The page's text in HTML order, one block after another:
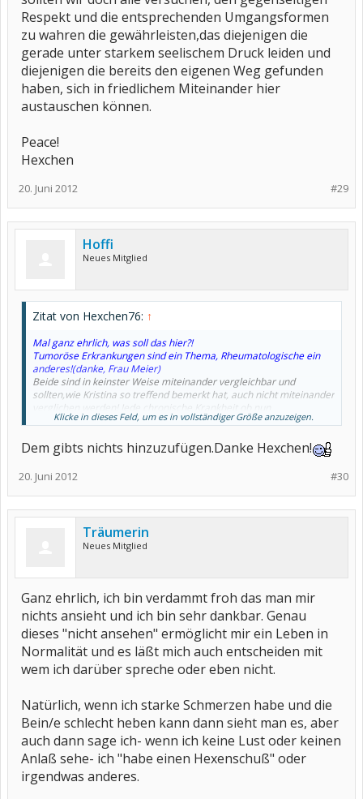
Respekt und die entsprechenden Umgangsformen
zu wahren die gewährleisten,das diejenigen die
gerade unter starkem seelischem Druck leiden und
diejenigen die bereits den eigenen Weg gefunden
haben, sich in friedlichem Miteinander hier
austauschen können.
Peace!
Hexchen
#29
20. Juni 2012
Hoffi
Neues Mitglied
Zitat von Hexchen76: ↑
Mal ganz ehrlich, was soll das hier?!
Tumoröse Erkrankungen sind ein Thema, Rheumatologische ein
anderes!(danke, Frau Meier)
Beide sind in keinster Weise miteinander vergleichbar und
sollten,wie Kristina so treffend bemerkt hat, auch nicht miteinander
verglichen werden! Jede chronische Krankheit ob nun
lebensbedrohlich oder nicht, hat ihre eigenen Tücken und jeder
minder. Wie kann irgendein Mensch ermessen, wie sehr ein
anderer unter seiner Erkrankung leidet?!
Selbst in einem Forum wie diesem ist das offensichtlich: Man kann
sich evtl ein wenig besser einfühlen da man ähnliches selber
durchmacht oder durchgemacht hat. Doch auch hier hat das
Einfühlungsvermögen seine klaren Grenzen wie dieser Thread
deutlich beweist. Das Krankheitserleben ist individuell
unterschiedlich und so auch die emotionale Stärke und Fähigkeit
mit Kränkungen umzugehen. Nachweislich ist jemand, der mit
anfällig für weitere emotionale Verletzungen. Warum also müssen
unterschiedlich schwer von solchen emotionalen Angriffen
betroffen ist?! Wir sind doch alle von verschiedenen Rheuma-
Formen Betroffene und jeder hat seinen/ihren eigenen Weg des
Umgangs gefunden oder sucht noch danach. Also sollten wir doch
alle versuchen, den gegenseitigen Respekt und die
entsprechenden Umgangsformen zu wahren die
gewährleisten,das diejenigen die gerade unter starkem
Weg gefunden haben, sich in friedlichem Miteinander hier
austauschen können.
Peace!
Hexchen
Klicke in dieses Feld, um es in vollständiger Größe anzuzeigen.
Dem gibts nichts hinzuzufügen.Danke Hexchen!
#30
20. Juni 2012
Träumerin
Neues Mitglied
Ganz ehrlich, ich bin verdammt froh das man mir
nichts ansieht und ich bin sehr dankbar. Genau
dieses "nicht ansehen" ermöglicht mir ein Leben in
Normalität und es läßt mich auch entscheiden mit
wem ich darüber spreche oder eben nicht.
Natürlich, wenn ich starke Schmerzen habe und die
Bein/e schlecht heben kann dann sieht man es, aber
auch dann sage ich- wenn ich keine Lust oder keinen
Anlaß sehe- ich "habe einen Hexenschuß" oder
irgendwas anderes.